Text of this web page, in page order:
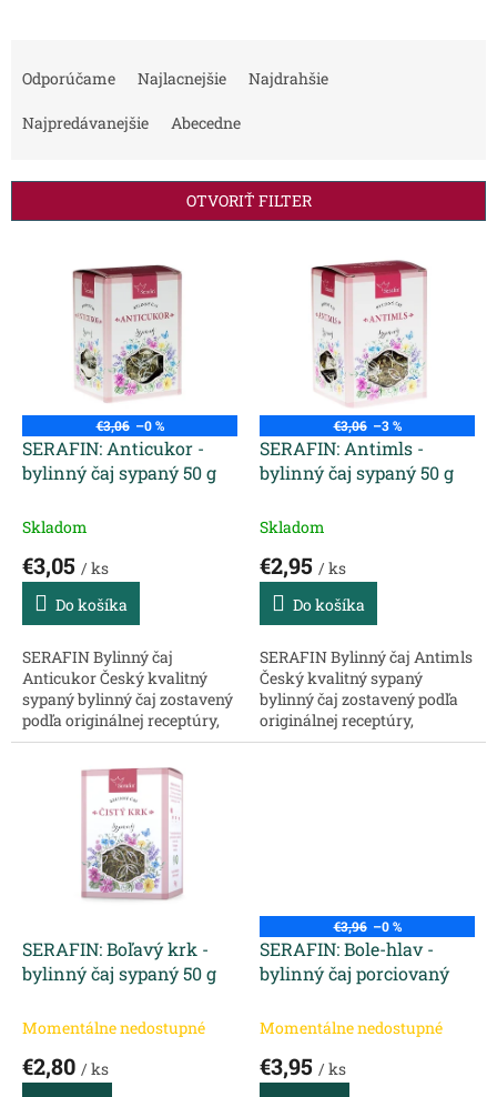
i
p
v
Odporúčame Najlacnejšie Najdrahšie
Najpredávanejšie Abecedne
OTVORIŤ FILTER
u
v
€3,06 –0 %
SERAFIN: Anticukor -
bylinný čaj sypaný 50 g
Skladom
€3,05 / ks
Do košíka
SERAFIN Bylinný čaj
Anticukor Český kvalitný
sypaný bylinný čaj zostavený
podľa originálnej receptúry,
chránený ochrannou
známkou, určený na
konkrétny problém. Zloženie:
Čučoriedka list –...
€3,06 –3 %
SERAFIN: Antimls -
bylinný čaj sypaný 50 g
Skladom
€2,95 / ks
Do košíka
SERAFIN Bylinný čaj Antimls
Český kvalitný sypaný
bylinný čaj zostavený podľa
originálnej receptúry,
chránený ochrannou
SERAFIN: Boľavý krk -
bylinný čaj sypaný 50 g
Momentálne nedostupné
€2,80 / ks
€3,96 –0 %
SERAFIN: Bole-hlav -
bylinný čaj porciovaný
Momentálne nedostupné
€3,95 / ks